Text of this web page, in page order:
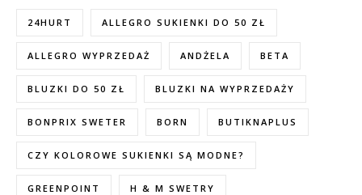
24HURT ALLEGRO SUKIENKI DO 50 ZŁ
ALLEGRO WYPRZEDAŻ ANDŻELA BETA
BLUZKI DO 50 ZŁ BLUZKI NA WYPRZEDAŻY
BONPRIX SWETER BORN BUTIKNAPLUS
CZY KOLOROWE SUKIENKI SĄ MODNE?
GREENPOINT H & M SWETRY